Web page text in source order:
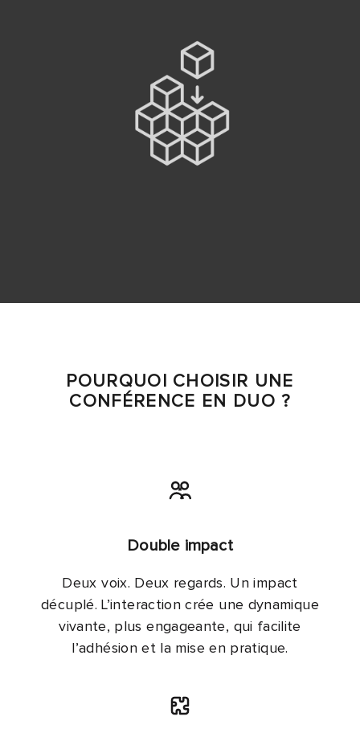
POURQUOI CHOISIR UNE
CONFÉRENCE EN DUO ?
Double impact
Deux voix. Deux regards. Un impact
décuplé. L’interaction crée une dynamique
vivante, plus engageante, qui facilite
l’adhésion et la mise en pratique.